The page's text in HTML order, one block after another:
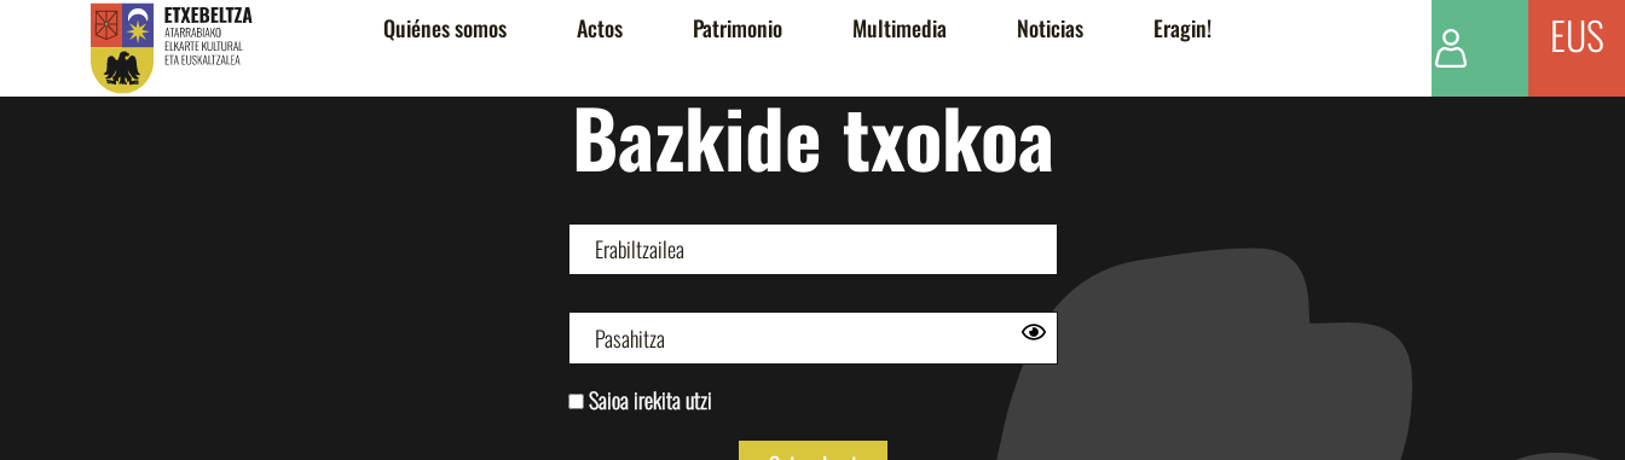
Quiénes somos Actos Patrimonio Multimedia Noticias Eragin! EUS
Bazkide txokoa
Saioa irekita utzi